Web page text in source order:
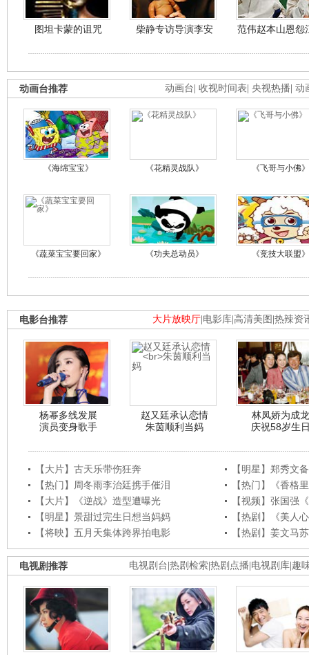
图坦卡蒙的诅咒 柴静专访导演李安 范伟赵本山恩怨
动画台 收视时间表 央视热播 动
动画台推荐
《海绵宝宝》 《花精灵战队》 《飞哥与小佛》
《蔬菜宝宝要回家》 《功夫总动员》 《竞技大联盟》
大片放映厅 电影库 高清美图 热辣资
电影台推荐
杨幂多线发展
演员变身歌手
赵又廷承认恋情
朱茵顺利当妈
林凤娇为成龙
庆祝58岁生
【大片】古天乐带伤狂奔
【明星】郑秀文
【热门】周冬雨李治廷携手催泪
【热门】《香格
【大片】《逆战》造型遭曝光
【视频】张国强
【明星】景甜过完生日想当妈妈
【热剧】《美人
【将映】五月天集体跨界拍电影
【热剧】姜文马
电视剧台 热剧检索 热剧点播 电视剧库 趣
电视剧推荐